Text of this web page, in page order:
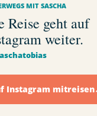
MIT SASCHA
Reise geht auf
weiter.
Instagram mitreisen